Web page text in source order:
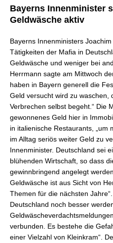
Bayerns Innenminister
Geldwäsche aktiv
Bayerns Innenministers
Tätigkeiten der Mafia in
Geldwäsche und weniger bei
Herrmann sagte am Mittwoch
haben in Bayern generell die
Geld versucht wird zu waschen,
Verbrechen selbst begeht.“ Die
gewonnenes Geld hier in
in italienische Restaurants, „um
im Alltag seriös weiter Geld zu
Innenminister. Deutschland sei
blühenden Wirtschaft, so dass
gewinnbringend angelegt
Geldwäsche ist aus Sicht von
Themen für die nächsten
Deutschland noch besser
verbunden. Es bestehe die
einer Vielzahl von Kleinkram“.